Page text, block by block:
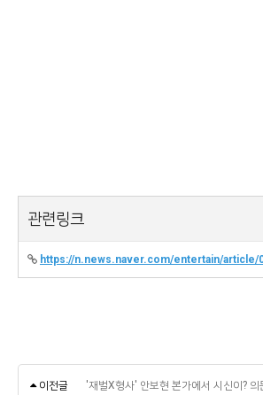
관련링크
https://n.news.naver.com/entertain/article/
이전글
'재벌X형사' 안보현 본가에서 시신이? 의